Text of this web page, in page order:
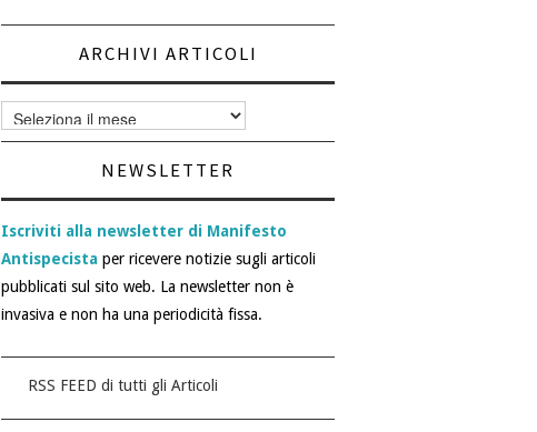
ARCHIVI ARTICOLI
Archivi
articoli
NEWSLETTER
Iscriviti alla newsletter di Manifesto
Antispecista per ricevere notizie sugli articoli
pubblicati sul sito web. La newsletter non è
invasiva e non ha una periodicità fissa.
RSS FEED di tutti gli Articoli